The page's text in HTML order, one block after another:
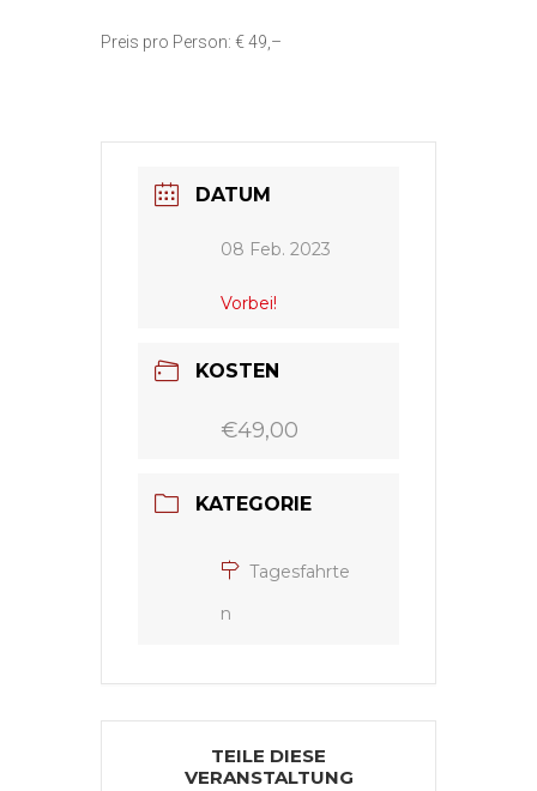
Preis pro Person: € 49,–
DATUM
08 Feb. 2023
Vorbei!
KOSTEN
€49,00
KATEGORIE
Tagesfahrte
n
TEILE DIESE
VERANSTALTUNG